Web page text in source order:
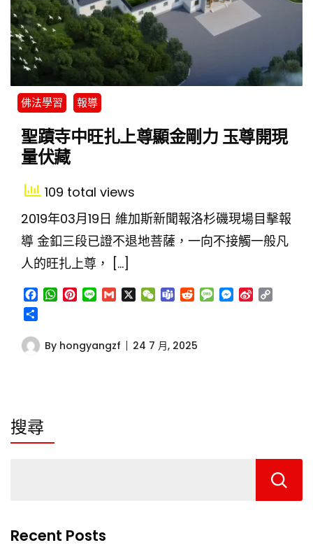
佛法學習 報導
聖蹟寺中旺扎上尊顯金剛力 玉尊開現
量伏藏
109 total views
2019年03月19日 維加斯新聞報洛杉磯現場目擊報
導 金釦三段已證不退地菩薩，一向不接觸一般凡
人的旺扎上尊， […]
Facebook
WhatsApp
Pinterest
Line Gmail
X WeChat
TeamsRedditMessage
Messenger
Sina
By hongyangzf 24 7 月, 2025
搜尋
Recent Posts